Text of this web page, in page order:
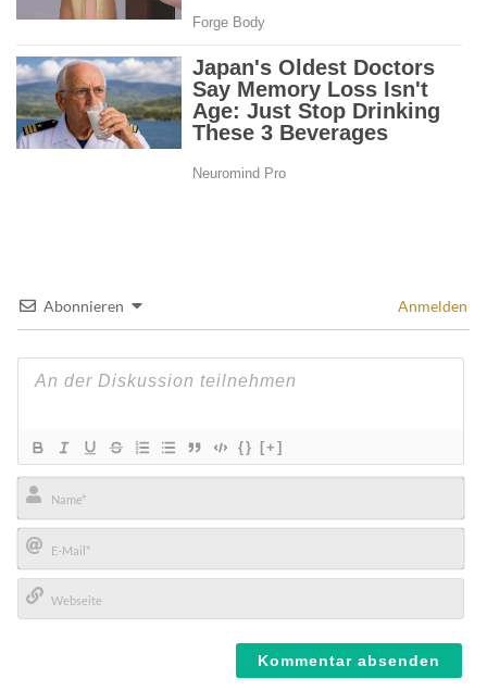
Abonnieren Anmelden
{} [+]
Name*
E-
Mail*